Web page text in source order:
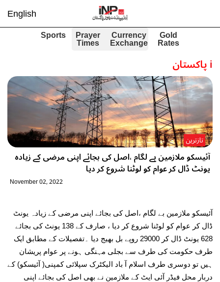
English
Gold
Rates
Currency
Exchange
Prayer
Times
Sports
iپاکستان
آئیسکو ملازمین بے لگام ،اصل کی بجائے اپنی مرضی کے زیادہ
یونٹ ڈال کر عوام کو لوٹنا شروع کر دیا
تازترین
November 02, 2022
آئیسکو ملازمین بے لگام ،اصل کی بجائے اپنی مرضی کے زیادہ یونٹ
ڈال کر عوام کو لوٹنا شروع کر دیا ، صارف کے 138 یونٹ کی بجائے
628 یونٹ ڈال کر 29000 روپے بل بھیج دیا ۔تفصیلات کے مطابق ایک
طرف حکومت کی طرف سے بجلی مہنگی ہونے پر عوام پریشان
ہیں تو دوسری طرف اسلام آ باد الیکٹرک سپلائی کمپنی( آئیسکو) کے
دربار محل فیڈر آئی ایٹ کے ملازمین نے بھی اصل کی بجائے اپنی